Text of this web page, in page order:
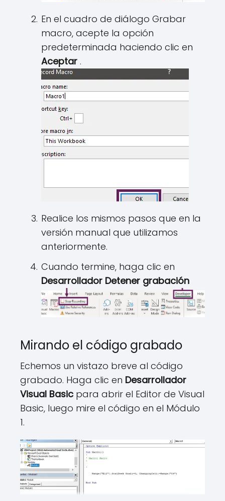
En el cuadro de diálogo Grabar
macro, acepte la opción
predeterminada haciendo clic en
Aceptar .
Realice los mismos pasos que en la
versión manual que utilizamos
anteriormente.
Cuando termine, haga clic en
Desarrollador Detener grabación
Mirando el código grabado
Echemos un vistazo breve al código
grabado. Haga clic en Desarrollador
Visual Basic para abrir el Editor de Visual
Basic, luego mire el código en el Módulo
1.